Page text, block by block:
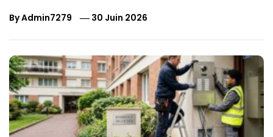
ByAdmin7279 30 Juin 2026